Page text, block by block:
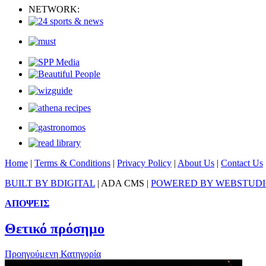
NETWORK:
Home | Terms & Conditions | Privacy Policy | About Us | Contact Us
BUILT BY BDIGITAL | ADA CMS | POWERED BY
ΑΠΟΨΕΙΣ
Θετικό πρόσημο
Προηγούμενη Κατηγορία